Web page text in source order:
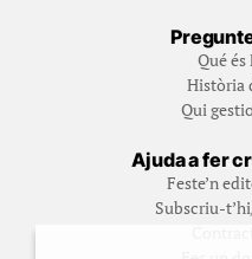
Qué és
Història
Qui
Ajuda a fer
Feste’n
Subscriu-